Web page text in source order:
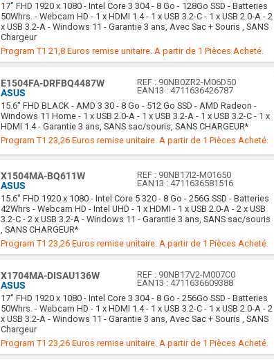
17" FHD 1920 x 1080 - Intel Core 3 304 - 8 Go - 128Go SSD - Batteries
50Whrs. - Webcam HD - 1 x HDMI 1.4 - 1 x USB 3.2-C - 1 x USB 2.0-A - 2
x USB 3.2-A - Windows 11 - Garantie 3 ans, Avec Sac + Souris , SANS
Chargeur
Program T1 21,8 Euros remise unitaire. A partir de 1 Pièces Acheté.
E1504FA-DRFBQ4487W
ASUS
REF : 90NB0ZR2-M06D50
EAN13 : 4711636426787
15.6" FHD BLACK - AMD 3 30 - 8 Go - 512 Go SSD - AMD Radeon -
Windows 11 Home - 1 x USB 2.0-A - 1 x USB 3.2-A - 1 x USB 3.2-C - 1 x
HDMI 1.4 - Garantie 3 ans, SANS sac/souris, SANS CHARGEUR*
Program T1 23,26 Euros remise unitaire. A partir de 1 Pièces Acheté.
X1504MA-BQ611W
ASUS
REF : 90NB17I2-M01650
EAN13 : 4711636581516
15.6" FHD 1920 x 1080 - Intel Core 5 320 - 8 Go - 256G SSD - Batteries
42Whrs - Webcam HD - Intel UHD - 1 x HDMI - 1 x USB 2.0-A - 2 x USB
3.2-C - 2 x USB 3.2-A - Windows 11 - Garantie 3 ans, SANS sac/souris
, SANS CHARGEUR*
Program T1 23,26 Euros remise unitaire. A partir de 1 Pièces Acheté.
X1704MA-DISAU136W
ASUS
REF : 90NB17V2-M007C0
EAN13 : 4711636609388
17" FHD 1920 x 1080 - Intel Core 3 304 - 8 Go - 256Go SSD - Batteries
50Whrs. - Webcam HD - 1 x HDMI 1.4 - 1 x USB 3.2-C - 1 x USB 2.0-A - 2
x USB 3.2-A - Windows 11 - Garantie 3 ans, Avec Sac + Souris , SANS
Chargeur
Program T1 23,26 Euros remise unitaire. A partir de 1 Pièces Acheté.